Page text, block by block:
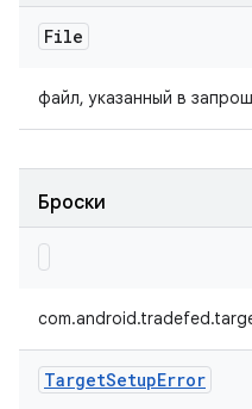
File
файл, указанный в
Броски
TargetSetupError